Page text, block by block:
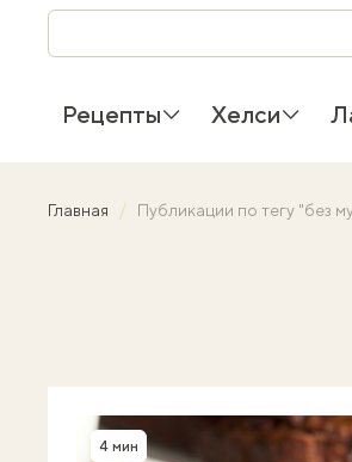
Рецепты Хелси
Главная Публикации по тегу "без
Время приготовления
4 мин